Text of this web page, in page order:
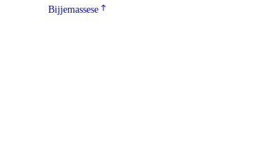
Bijjemassese